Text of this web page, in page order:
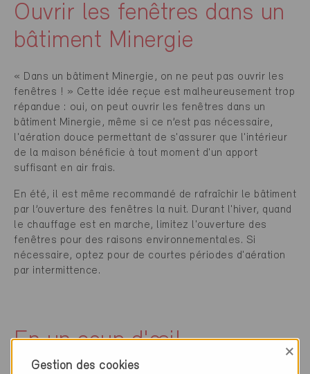
Ouvrir les fenêtres dans un
bâtiment Minergie
« Dans un bâtiment Minergie, on ne peut pas ouvrir les
fenêtres ! » Cette idée reçue est malheureusement trop
répandue : oui, on peut ouvrir les fenêtres dans un
bâtiment Minergie, même si ce n’est pas nécessaire,
l'aération douce permettant de s'assurer que l'intérieur
de la maison bénéficie à tout moment d'un apport
suffisant en air frais.
En été, il est même recommandé de rafraîchir le bâtiment
par l’ouverture des fenêtres la nuit. Durant l'hiver, quand
le chauffage est en marche, limitez l'ouverture des
fenêtres pour des raisons environnementales. Si
nécessaire, optez pour de courtes périodes d'aération
par intermittence.
En un coup d'œil
Gestion des cookies
×